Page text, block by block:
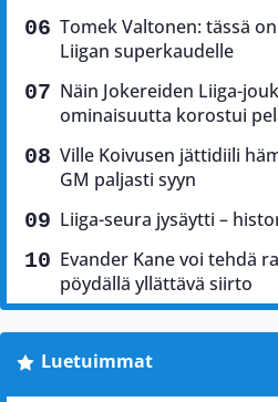
Tomek Valtonen: tässä
Liigan superkaudelle
Näin Jokereiden Liiga-
ominaisuutta korostui
Ville Koivusen jättidiili
GM paljasti syyn
Liiga-seura jysäytti –
Evander Kane voi tehdä
pöydällä yllättävä siirto
Luetuimmat